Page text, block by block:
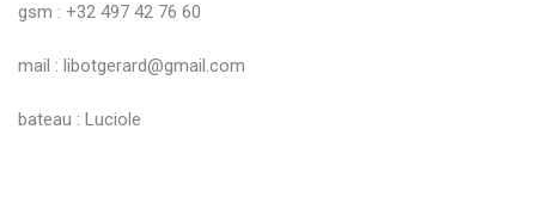
gsm : +32 497 42 76 60
mail : libotgerard@gmail.com
bateau : Luciole